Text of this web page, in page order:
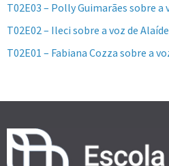
T02E03 – Polly Guimarães sobre a
T02E02 – Ileci sobre a voz de
T02E01 – Fabiana Cozza sobre a